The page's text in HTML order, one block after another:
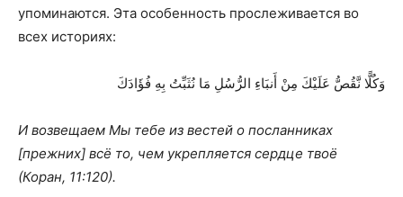
упоминаются. Эта особенность прослеживается во
всех историях:
وَكُلًّا نَّقُصُّ عَلَيْكَ مِنْ أَنبَاءِ الرُّسُلِ مَا نُثَبِّتُ بِهِ فُؤَادَكَ
И возвещаем Мы тебе из вестей о посланниках
[прежних] всё то, чем укрепляется сердце твоё
(Коран, 11:120).